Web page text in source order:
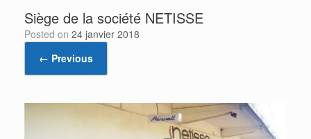
Siège de la société NETISSE
Posted on 24 janvier 2018
← Previous